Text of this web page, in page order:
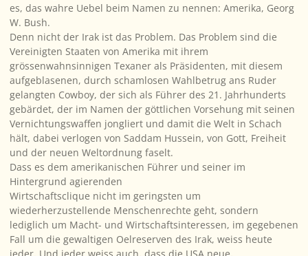
es, das wahre Uebel beim Namen zu nennen: Amerika, Georg
W. Bush.
Denn nicht der Irak ist das Problem. Das Problem sind die
Vereinigten Staaten von Amerika mit ihrem
grössenwahnsinnigen Texaner als Präsidenten, mit diesem
aufgeblasenen, durch schamlosen Wahlbetrug ans Ruder
gelangten Cowboy, der sich als Führer des 21. Jahrhunderts
gebärdet, der im Namen der göttlichen Vorsehung mit seinen
Vernichtungswaffen jongliert und damit die Welt in Schach
hält, dabei verlogen von Saddam Hussein, von Gott, Freiheit
und der neuen Weltordnung faselt.
Dass es dem amerikanischen Führer und seiner im
Hintergrund agierenden
Wirtschaftsclique nicht im geringsten um
wiederherzustellende Menschenrechte geht, sondern
lediglich um Macht- und Wirtschaftsinteressen, im gegebenen
Fall um die gewaltigen Oelreserven des Irak, weiss heute
jeder. Und jeder weiss auch, dass die USA neue,